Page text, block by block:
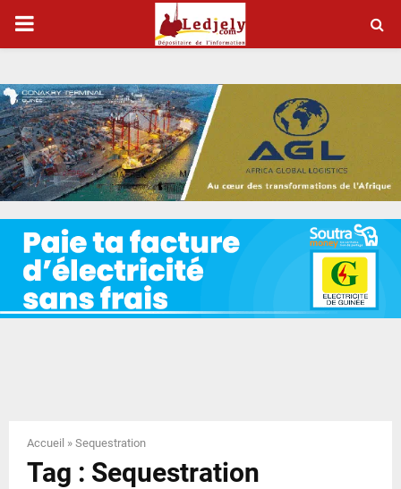
P
I
M
A
R
Y
N
Accueil » Sequestration
Tag : Sequestration